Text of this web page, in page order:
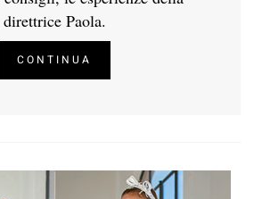
direttrice Paola.
CONTINUA